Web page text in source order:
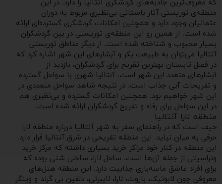
که معروف‌ترین جاذبه‌های گردشگری آنتالیا را دارد. در این
منطقه‌ی توریستی آثار باستانی بی‌نظیری مربوط به دوران
عثمانیان وجود دارد و همچنین امکانات گردشگری گسترده‌ای ارائه
شده است. از همین رو این منطقه‌ی توریستی در بین گردشگران
بسیار محبوب و شناخته شده است. از دیگر مناطق توریستی
آنتالیا می‌توان به طبیعت بکر و آبشارهای این شهر اشاره کرد که
در فصل تابستان بهترین تفریح برای گردشگران، بازدید از
آبشارهای متعدد این شهر است. آنتالیا شهری با سواحل گسترده
و تفریحات آبی جذاب است. در نتیجه شاهد سواحل متعددی در
این شهر خواهیم بود. همچنین امکانات گسترده و بی‌نظیری هم
در این سواحل برای رفاه و تفریح گردشگران ارائه شده است.
منطقه لارا آنتالیا
حیف است که در راهنمای سفر به شهر آنتالیا درباره منطقه لارا
حرفی به میان نیاید. این منطقه تفریحی در شرق آنتالیا قرار دارد.
این منطقه در کنار خود مراکز خرید بسیاری داشته که مرکز خرید
وتراسیتی از جمله آن‌ها است. ساحل لارا، ساحلی شنی بوده که
برای افراد عاشق ماسه‌بازی جذابیت دارد. این منطقه هتل‌های
معروفی چون لابوتیک، باروت، لارا، لایبرتی، دلفین بی گرند و وینگر